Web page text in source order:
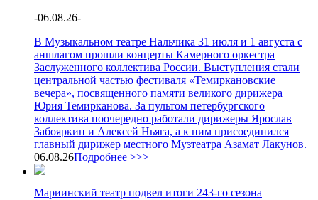
-06.08.26-
В Музыкальном театре Нальчика 31 июля и 1 августа с
аншлагом прошли концерты Камерного оркестра
Заслуженного коллектива России. Выступления стали
центральной частью фестиваля «Темиркановские
вечера», посвященного памяти великого дирижера
Юрия Темирканова. За пультом петербургского
коллектива поочередно работали дирижеры Ярослав
Забояркин и Алексей Ньяга, а к ним присоединился
главный дирижер местного Музтеатра Азамат Лакунов.
06.08.26Подробнее >>>
Мариинский театр подвел итоги 243-го сезона